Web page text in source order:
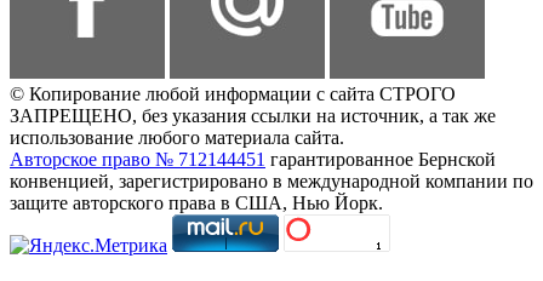
© Копирование любой информации с сайта СТРОГО
ЗАПРЕЩЕНО, без указания ссылки на источник, а так же
использование любого материала сайта.
Авторское право № 712144451 гарантированное Бернской
конвенцией, зарегистрировано в международной компании по
защите авторского права в США, Нью Йорк.